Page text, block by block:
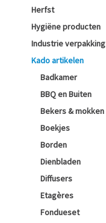
Herfst
Hygiëne producten
Industrie verpakking
Kado artikelen
Badkamer
BBQ en Buiten
Bekers & mokken
Boekjes
Borden
Dienbladen
Diffusers
Etagères
Fondueset